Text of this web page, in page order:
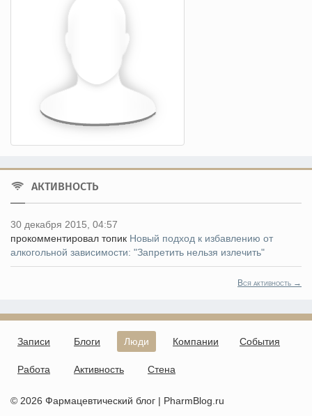
АКТИВНОСТЬ
30 декабря 2015, 04:57
прокомментировал топик Новый подход к избавлению от
алкогольной зависимости: "Запретить нельзя излечить"
Вся активность →
Записи Блоги Люди Компании События
Работа Активность Стена
© 2026 Фармацевтический блог | PharmBlog.ru